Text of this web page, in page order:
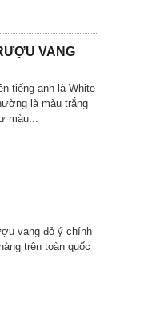
VANG
tiếng anh là White
là màu trắng
màu...
vang đỏ ý chính
trên toàn quốc